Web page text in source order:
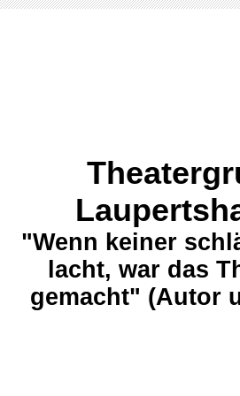
"Wenn keiner
lacht, war das
gemacht" (Autor